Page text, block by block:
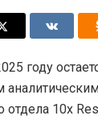
году
отдела 10x